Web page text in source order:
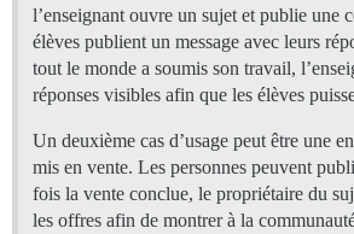
l’enseignant ouvre un sujet et publie une
élèves publient un message avec leurs
tout le monde a soumis son travail,
réponses visibles afin que les élèves
Un deuxième cas d’usage peut être une
mis en vente. Les personnes peuvent
fois la vente conclue, le propriétaire du
les offres afin de montrer à la